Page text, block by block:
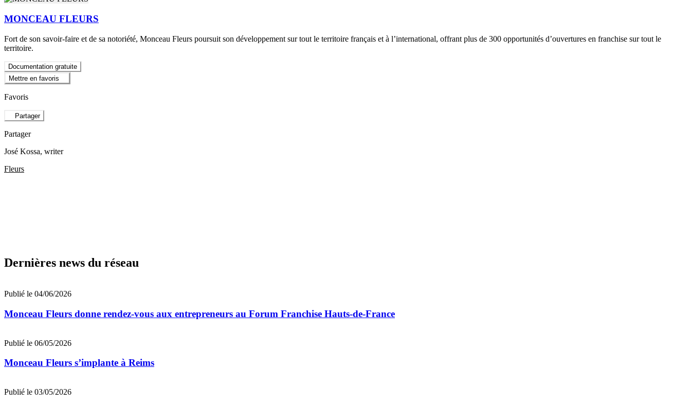
MONCEAU FLEURS
Fort de son savoir-faire et de sa notoriété, Monceau Fleurs poursuit son développement sur tout le territoire français et à l’international, offrant plus de 300 opportunités d’ouvertures en franchise sur tout le
territoire.
Documentation gratuite
Mettre en favoris
Favoris
Partager
Partager
José Kossa, writer
Fleurs
Dernières news du réseau
Publié le 04/06/2026
Monceau Fleurs donne rendez-vous aux entrepreneurs au Forum Franchise Hauts-de-France
Publié le 06/05/2026
Monceau Fleurs s’implante à Reims
Publié le 03/05/2026